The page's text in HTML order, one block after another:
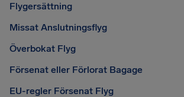
Flygersättning
Missat Anslutningsflyg
Överbokat Flyg
Försenat eller Förlorat Bagage
EU-regler Försenat Flyg